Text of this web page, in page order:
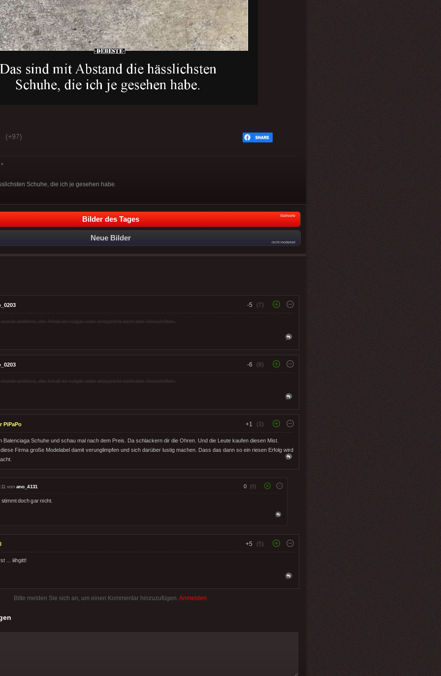
(+97)
Schuhe, die ich je gesehen habe.
Bilder des Tages Startseite
Neue Bilder
nicht moderiert
-5 (7)
entfernt, der Inhalt ist vulgär oder entspricht nicht den Vorschriften.
-6 (8)
entfernt, der Inhalt ist vulgär oder entspricht nicht den Vorschriften.
PiPaPo +1 (3)
Balenciaga Schuhe und schau mal nach dem Preis. Da schlackern dir die Ohren. Und die Leute kaufen diesen Mist.
Firma große Modelabel damit verunglimpfen und sich darüber lustig machen. Dass das dann so ein riesen Erfolg wird
von ano_4131 0 (0)
stimmt doch gar nicht.
+5 (5)
... iiihgitt!
Bitte melden Sie sich an, um einen Kommentar hinzuzufügen. Anmelden